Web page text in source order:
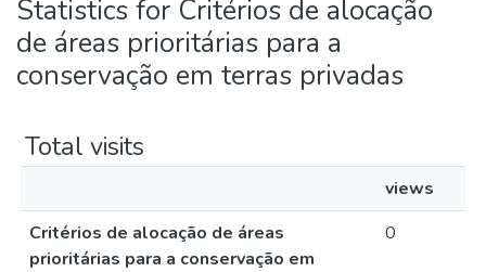
All of DSpace
Statistics for Critérios de alocação
de áreas prioritárias para a
conservação em terras privadas
Total visits
views
Critérios de alocação de áreas
prioritárias para a conservação em
0